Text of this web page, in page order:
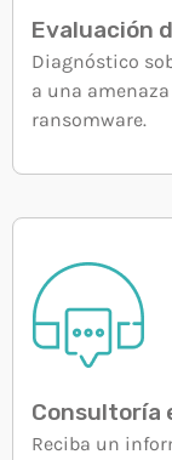
24
28
Evaluación
Diagnóstico
a una
ransomware.
Consultoría
Reciba un